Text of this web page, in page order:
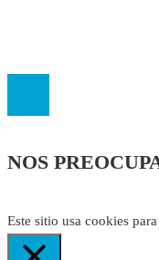
NOS
Este sitio usa cookies